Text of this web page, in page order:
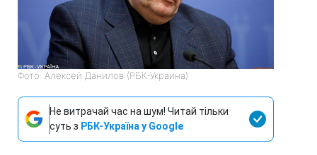
Фото: Алексей Данилов (РБК-Украина)
Не витрачай час на шум! Читай тільки
суть з РБК-Україна у Google